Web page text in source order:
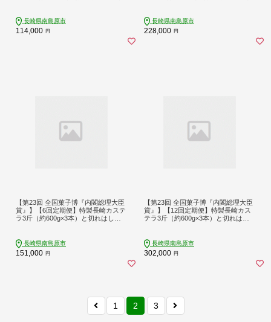
酵素 / 南島原市 / 酒蔵吉田屋 [SAI022]
長崎県南島原市
114,000 円
酵素 / 南島原市 / 酒蔵吉田屋 [SAI023]
長崎県南島原市
228,000 円
【第23回 全国菓子博『内閣総理大臣
賞』】【6回定期便】特製長崎カステ
ラ3斤（約600g×3本）と切れはし
お土産 お菓子 スイーツ ギフト 贈り
物 贈答用 / 南島原市 / 本田屋かすて
ら本舗 [SAW008]
長崎県南島原市
151,000 円
【第23回 全国菓子博『内閣総理大臣
賞』】【12回定期便】特製長崎カス
テラ3斤（約600g×3本）と切れはし
お土産 お菓子 スイーツ ギフト 贈り
物 贈答用 / 南島原市 / 本田屋かすて
ら本舗 [SAW009]
長崎県南島原市
302,000 円
1 2 3